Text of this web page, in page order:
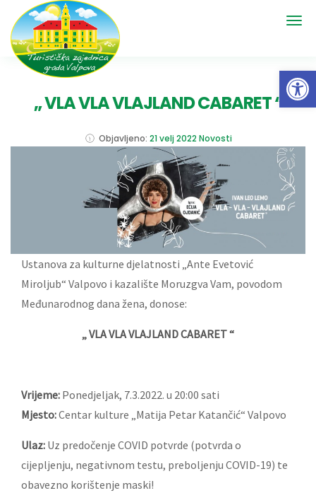
„ VLA VLA VLAJLAND CABARET “
Objavljeno: 21 velj 2022 Novosti
Ustanova za kulturne djelatnosti „Ante Evetović
Miroljub“ Valpovo i kazalište Moruzgva Vam, povodom
Međunarodnog dana žena, donose:
„ VLA VLA VLAJLAND CABARET “
Vrijeme: Ponedjeljak, 7.3.2022. u 20:00 sati
Mjesto:Centar kulture „Matija Petar Katančić“ Valpovo
Ulaz: Uz predočenje COVID potvrde (potvrda o
cijepljenju, negativnom testu, preboljenju COVID-19) te
obavezno korištenje maski!